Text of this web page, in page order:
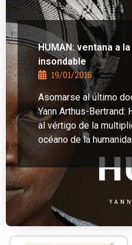
HUMAN: ventana a
insondable
19/01/2016
Asomarse al último
Yann Arthus-Bertrand:
al vértigo de la
océano de la